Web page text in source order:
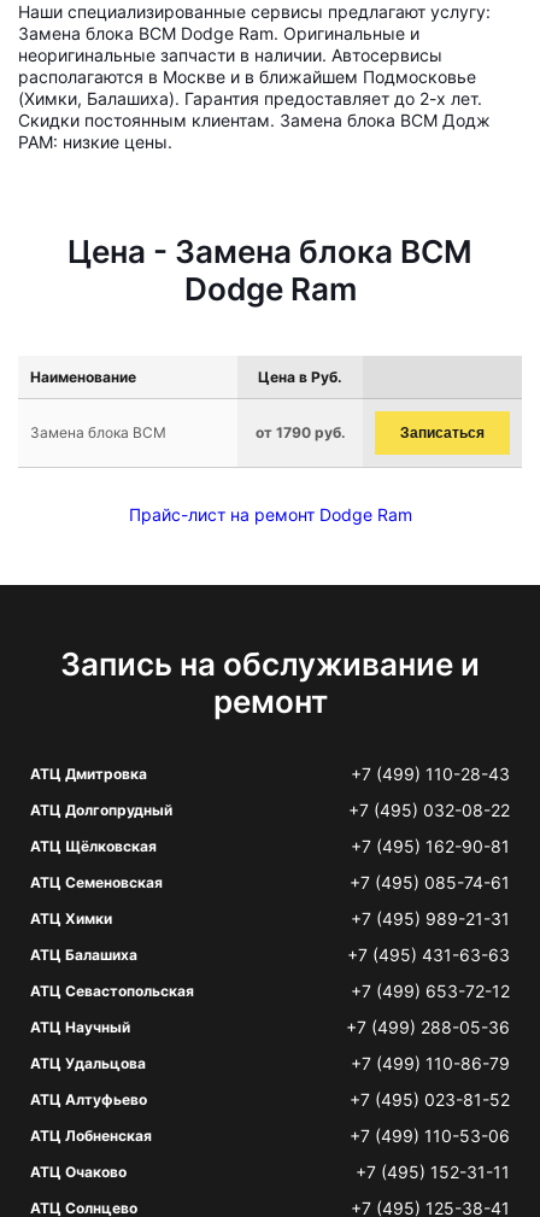
Наши специализированные сервисы предлагают услугу:
Замена блока BCM Dodge Ram. Оригинальные и
неоригинальные запчасти в наличии. Автосервисы
располагаются в Москве и в ближайшем Подмосковье
(Химки, Балашиха). Гарантия предоставляет до 2-х лет.
Скидки постоянным клиентам. Замена блока BCM Додж
РАМ: низкие цены.
Цена - Замена блока BCM
Dodge Ram
Наименование Цена в Руб.
Замена блока BCM от 1790 руб. Записаться
Прайс-лист на ремонт Dodge Ram
Запись на обслуживание и
ремонт
АТЦ Дмитровка +7 (499) 110-28-43
АТЦ Долгопрудный +7 (495) 032-08-22
АТЦ Щёлковская +7 (495) 162-90-81
АТЦ Семеновская +7 (495) 085-74-61
АТЦ Химки +7 (495) 989-21-31
АТЦ Балашиха +7 (495) 431-63-63
АТЦ Севастопольская +7 (499) 653-72-12
АТЦ Научный +7 (499) 288-05-36
АТЦ Удальцова +7 (499) 110-86-79
АТЦ Алтуфьево +7 (495) 023-81-52
АТЦ Лобненская +7 (499) 110-53-06
АТЦ Очаково +7 (495) 152-31-11
АТЦ Солнцево +7 (495) 125-38-41